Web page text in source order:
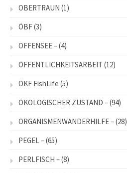
OBERTRAUN (1)
ÖBF(3)
OFFENSEE –(4)
ÖFFENTLICHKEITSARBEIT (12)
ÖKF FishLife (5)
ÖKOLOGISCHER ZUSTAND –(94)
ORGANISMENWANDERHILFE –(28)
PEGEL –(65)
PERLFISCH –(8)